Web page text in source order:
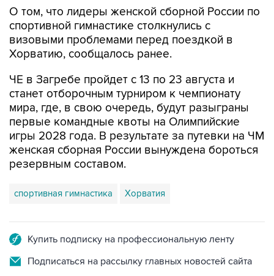
О том, что лидеры женской сборной России по
спортивной гимнастике столкнулись с
визовыми проблемами перед поездкой в
Хорватию, сообщалось ранее.
ЧЕ в Загребе пройдет с 13 по 23 августа и
станет отборочным турниром к чемпионату
мира, где, в свою очередь, будут разыграны
первые командные квоты на Олимпийские
игры 2028 года. В результате за путевки на ЧМ
женская сборная России вынуждена бороться
резервным составом.
спортивная гимнастика Хорватия
Купить подписку на профессиональную ленту
Подписаться на рассылку главных новостей сайта